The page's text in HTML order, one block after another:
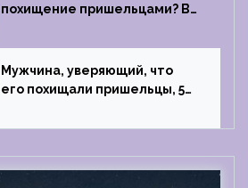
похищение пришельцами? В
случай произошел с семьей
из Аргентины
Мужчина, уверяющий, что
его похищали пришельцы, 5
тест на детекторе лжи